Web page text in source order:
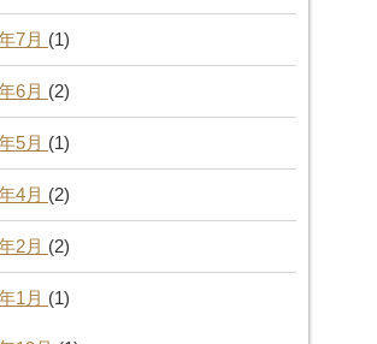
7月 (1)
6月 (2)
5月 (1)
4月 (2)
2月 (2)
1月 (1)